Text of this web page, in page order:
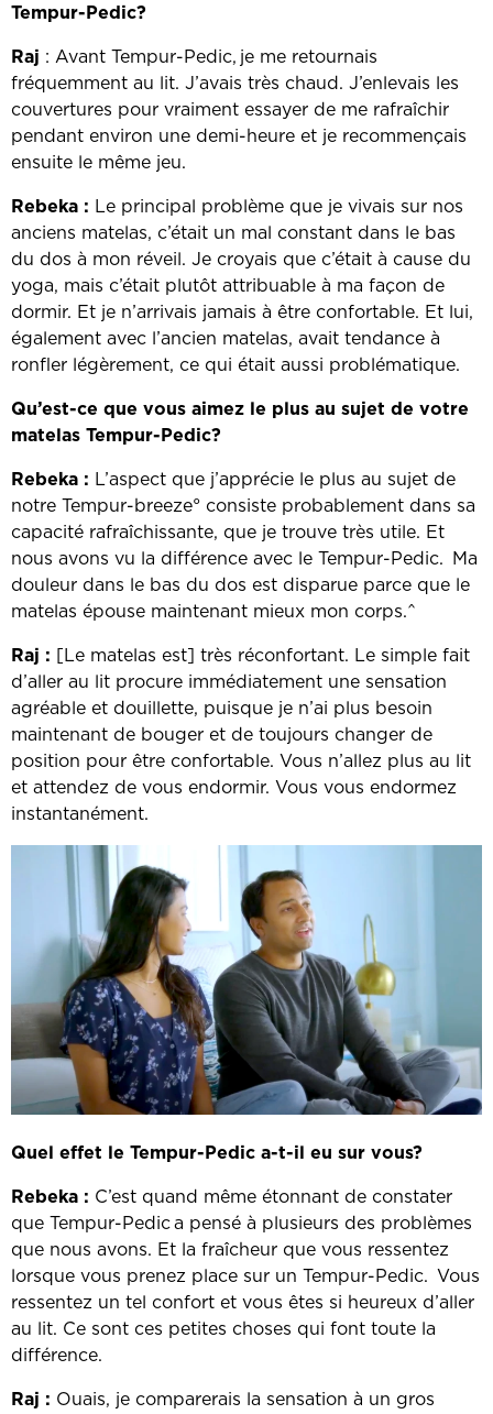
Tempur-Pedic?
Raj : Avant Tempur-Pedic, je me retournais
fréquemment au lit. J’avais très chaud. J’enlevais les
couvertures pour vraiment essayer de me rafraîchir
pendant environ une demi-heure et je recommençais
ensuite le même jeu.
Rebeka : Le principal problème que je vivais sur nos
anciens matelas, c’était un mal constant dans le bas
du dos à mon réveil. Je croyais que c’était à cause du
yoga, mais c’était plutôt attribuable à ma façon de
dormir. Et je n’arrivais jamais à être confortable. Et lui,
également avec l’ancien matelas, avait tendance à
ronfler légèrement, ce qui était aussi problématique.
Qu’est-ce que vous aimez le plus au sujet de votre
matelas Tempur-Pedic?
Rebeka : L’aspect que j’apprécie le plus au sujet de
notre Tempur-breeze° consiste probablement dans sa
capacité rafraîchissante, que je trouve très utile. Et
nous avons vu la différence avec le Tempur-Pedic. Ma
douleur dans le bas du dos est disparue parce que le
matelas épouse maintenant mieux mon corps.^
Raj : [Le matelas est] très réconfortant. Le simple fait
d’aller au lit procure immédiatement une sensation
agréable et douillette, puisque je n’ai plus besoin
maintenant de bouger et de toujours changer de
position pour être confortable. Vous n’allez plus au lit
et attendez de vous endormir. Vous vous endormez
instantanément.
Quel effet le Tempur-Pedic a-t-il eu sur vous?
Rebeka : C’est quand même étonnant de constater
que Tempur-Pedica pensé à plusieurs des problèmes
que nous avons. Et la fraîcheur que vous ressentez
lorsque vous prenez place sur un Tempur-Pedic. Vous
ressentez un tel confort et vous êtes si heureux d’aller
au lit. Ce sont ces petites choses qui font toute la
différence.
Raj : Ouais, je comparerais la sensation à un gros